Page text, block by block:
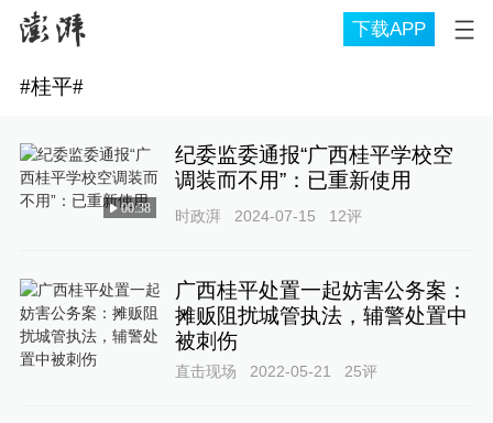
下载APP
#桂平#
00:38
纪委监委通报“广西桂平学校空
调装而不用”：已重新使用
时政湃 2024-07-15 12评
广西桂平处置一起妨害公务案：
摊贩阻扰城管执法，辅警处置中
被刺伤
直击现场 2022-05-21 25评